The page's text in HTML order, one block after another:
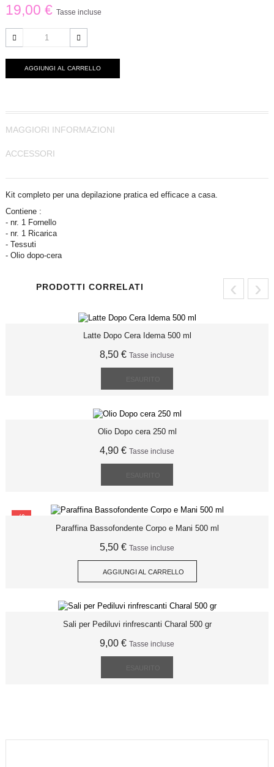
19,00 € Tasse incluse
AGGIUNGI AL CARRELLO
MAGGIORI INFORMAZIONI
ACCESSORI
Kit completo per una depilazione pratica ed efficace a casa.
Contiene :
- nr. 1 Fornello
- nr. 1 Ricarica
- Tessuti
- Olio dopo-cera
PRODOTTI CORRELATI ‹ ›
Latte Dopo Cera Idema 500 ml
8,50 € Tasse incluse
Olio Dopo cera 250 ml
4,90 € Tasse incluse
Paraffina Bassofondente Corpo e Mani 500 ml
5,50 € Tasse incluse
AGGIUNGI AL CARRELLO
Sali per Pediluvi rinfrescanti Charal 500 gr
9,00 € Tasse incluse